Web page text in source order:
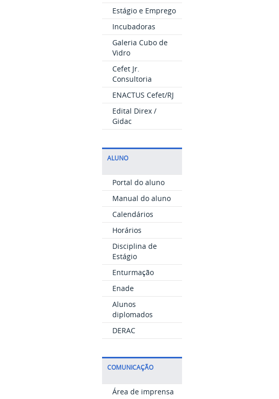
Estágio e Emprego
Incubadoras
Galeria Cubo de
Vidro
Cefet Jr.
Consultoria
ENACTUS Cefet/RJ
Edital Direx /
Gidac
ALUNO
Portal do aluno
Manual do aluno
Calendários
Horários
Disciplina de
Estágio
Enturmação
Enade
Alunos
diplomados
DERAC
COMUNICAÇÃO
Área de imprensa